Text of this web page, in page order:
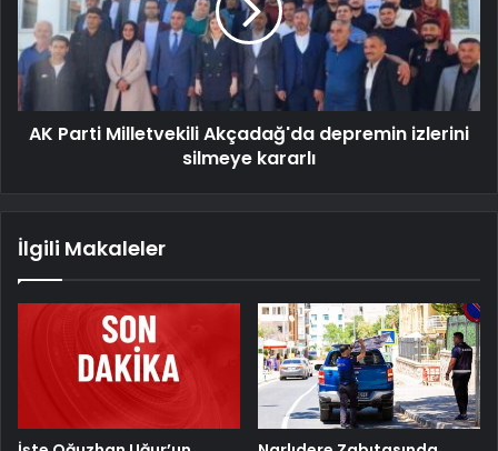
AK Parti Milletvekili Akçadağ'da depremin izlerini
silmeye kararlı
İlgili Makaleler